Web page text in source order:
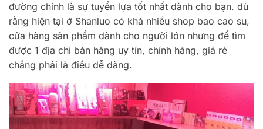
đường chính là sự tuyển lựa tốt nhất dành cho bạn. dù
rằng hiện tại ở Shanluo có khá nhiều shop bao cao su,
cửa hàng sản phẩm dành cho người lớn nhưng để tìm
được 1 địa chỉ bán hàng uy tín, chính hãng, giá rẻ
chẳng phải là điều dễ dàng.